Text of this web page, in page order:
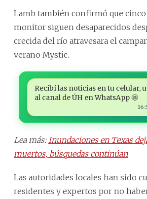
Lamb también confirmó que
monitor siguen desaparecidos
crecida del río atravesara el
verano Mystic.
Recibí las noticias en tu celular,
al canal de ÚH en WhatsApp 🤩
Lea más: Inundaciones en Texas
muertos, búsquedas continúan
Las autoridades locales han sido
residentes y expertos por no